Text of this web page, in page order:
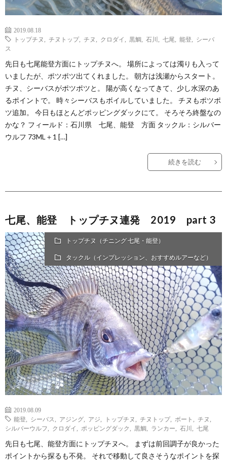
2019.08.18
トップチヌ
チヌトップ, チヌ クロダイ 黒鯛 石川 七尾 能登
シーバ
ス
先日も七尾能登方面にトップチヌへ。 場所によっては濁りも入って
いましたが、ポツポツ出てくれました。 朝方は浅瀬からスタート。
チヌ、シーバスがポツポツと。 陽が高くなってきて、少し水深のあ
るポイントで。 時々シーバスもボイルしていました。 チヌもポツポ
ツ追加。 今日もほとんどポッピングダックにて。 そろそろ終盤なの
かな？ フィールド：石川県 七尾、能登 方面 タックル：シルバー
ウルフ 73ML＋1 […]
続きを読む
七尾、能登 トップチヌ連発 2019 part 3
トップチヌ（チニング 七尾・能登）
タックル（インプレッション、おすすめルアーなど）
2019.08.09
能登
シーバス アジング アジ トップチヌ チヌトップ, ボート チヌ
シルバーウルフ
クロダイ ポッピングダック 黒鯛 ランカー 石川 七尾
先日も七尾、能登方面にトップチヌへ。 まずは前回調子が良かった
ポイントから探るも不発。 それで移動して良さそうなポイントを探